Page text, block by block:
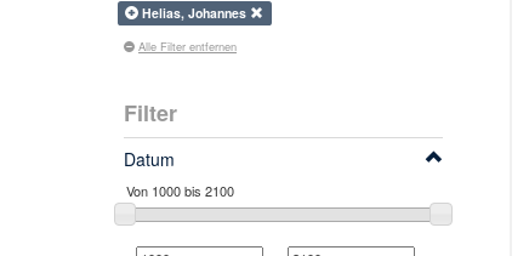
Helias, Johannes
Alle Filter entfernen
Filter
Datum